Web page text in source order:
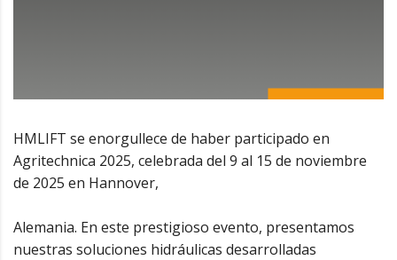
HMLIFT se enorgullece de haber participado en
Agritechnica 2025, celebrada del 9 al 15 de noviembre
de 2025 en Hannover,
Alemania. En este prestigioso evento, presentamos
nuestras soluciones hidráulicas desarrolladas